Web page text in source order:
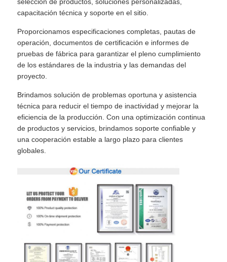
capacitación técnica y soporte en el sitio.
Proporcionamos especificaciones completas, pautas de
operación, documentos de certificación e informes de
pruebas de fábrica para garantizar el pleno cumplimiento
de los estándares de la industria y las demandas del
proyecto.
Brindamos solución de problemas oportuna y asistencia
técnica para reducir el tiempo de inactividad y mejorar la
eficiencia de la producción. Con una optimización continua
de productos y servicios, brindamos soporte confiable y
una cooperación estable a largo plazo para clientes
globales.